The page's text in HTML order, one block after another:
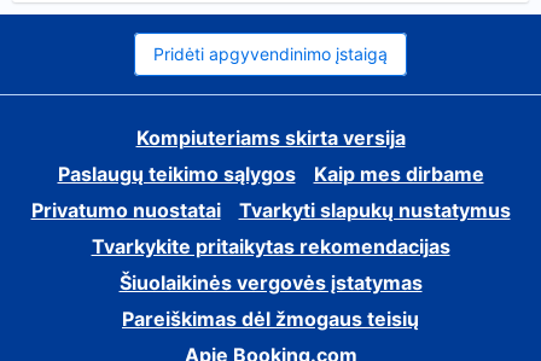
Pridėti apgyvendinimo įstaigą
Kompiuteriams skirta versija
Paslaugų teikimo sąlygos
Kaip mes dirbame
Privatumo nuostatai
Tvarkyti slapukų nustatymus
Tvarkykite pritaikytas rekomendacijas
Šiuolaikinės vergovės įstatymas
Pareiškimas dėl žmogaus teisių
Apie Booking.com